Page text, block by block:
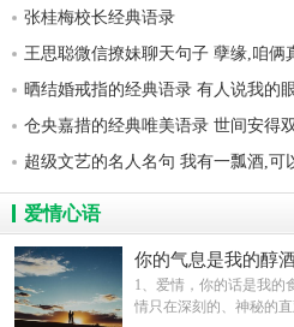
张桂梅校长经典语录
王思聪微信撩妹聊天句子 孽缘,咱俩
晒结婚戒指的经典语录 有人说我的
仓央嘉措的经典唯美语录 世间安得
超级文艺的名人名句 我有一瓢酒,可
爱情心语
你的气息是我的醇
1、爱情，你的话是我的
情只在深刻的、神秘的直